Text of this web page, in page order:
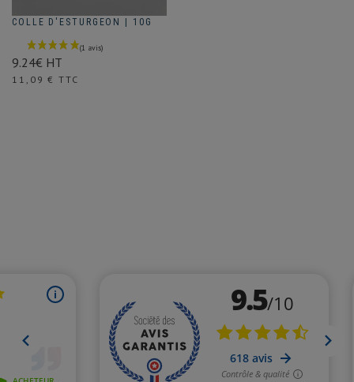
COLLE D'ESTURGEON | 10G
9.24€ HT
Prix
11,09 € TTC